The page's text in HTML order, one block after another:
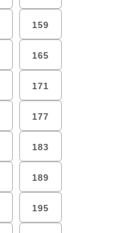
159
165
171
177
183
189
195